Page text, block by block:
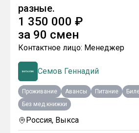
разные.
1 350 000 ₽
за 90 смен
Контактное лицо: Менеджер
Семов Геннадий
Проживание Авансы Питание
Без мед.книжки
Россия, Выкса